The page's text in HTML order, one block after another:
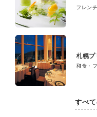
フレン
札幌プ
和食・
すべ